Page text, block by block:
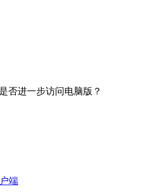
否进一步访问电脑版？
端